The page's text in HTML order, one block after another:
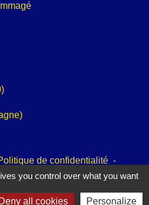
de confidentialité -
site - Gestion des cookies
you control over what you want
Deny all cookies Personalize